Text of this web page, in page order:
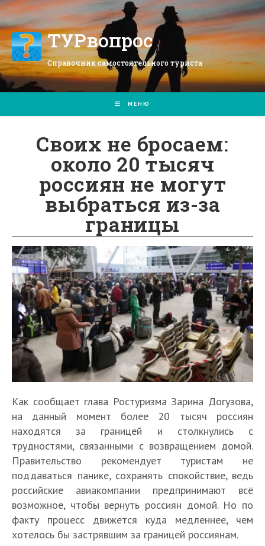
Перейти
к
содержимомуТУРвопрос
Справочник самостоятельного туриста
МЕНЮ
Своих не бросаем:
около 20 тысяч
россиян не могут
выбраться из-за
границы
Как сообщает глава Ростуризма Зарина Догузова,
на данный момент более 20 тысяч россиян
находятся за границей и столкнулись с
трудностями, связанными с возвращением домой.
Правительство рекомендует туристам не
поддаваться панике, сохранять спокойствие, ведь
российские авиакомпании предпринимают всё
возможное, чтобы вернуть россиян домой. Но по
факту процесс движется куда медленнее, чем
хотелось бы застрявшим за границей россиянам.